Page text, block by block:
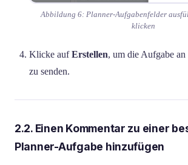
Abbildung 6: Planner-Aufgabenfelder
klicken
Klicke aufErstellen, um die Aufgabe
zu senden.
2.2. Einen Kommentar zu einer
Planner-Aufgabe hinzufügen